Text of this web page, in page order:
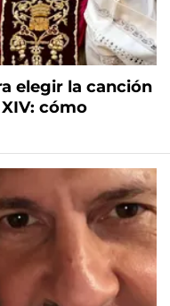
elegir la canción
cómo